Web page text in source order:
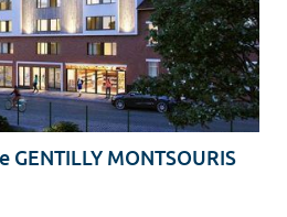
MONTSOURIS